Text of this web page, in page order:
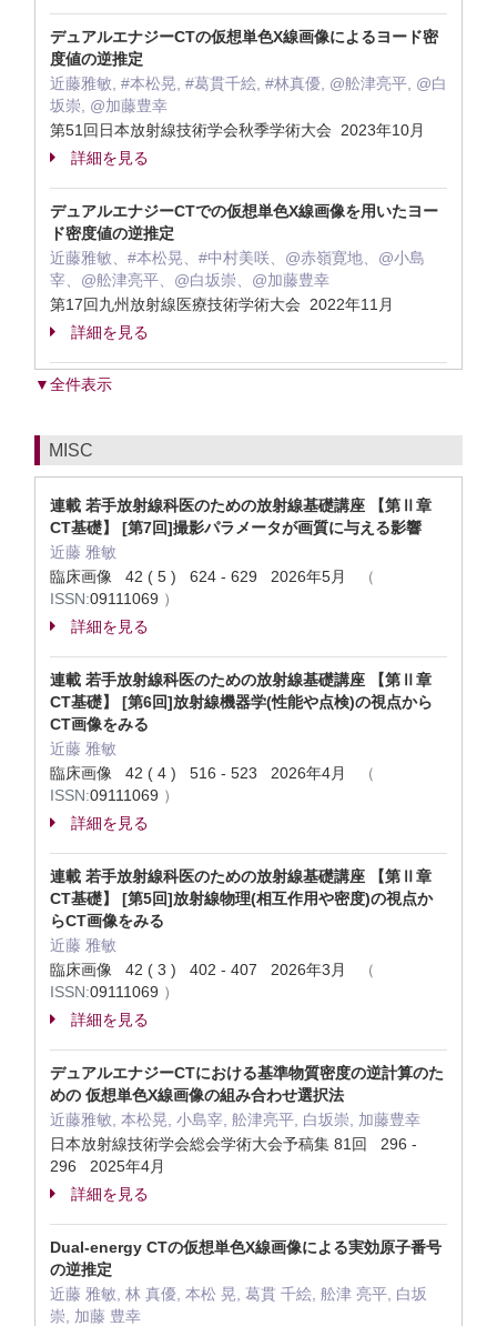
デュアルエナジーCTの仮想単色X線画像によるヨード密
度値の逆推定
近藤雅敏, #本松晃, #葛貫千絵, #林真優, @舩津亮平, @白
坂崇, @加藤豊幸
第51回日本放射線技術学会秋季学術大会 2023年10月
詳細を見る
デュアルエナジーCTでの仮想単色X線画像を用いたヨー
ド密度値の逆推定
近藤雅敏、#本松晃、#中村美咲、@赤嶺寛地、@小島
宰、@舩津亮平、@白坂崇、@加藤豊幸
第17回九州放射線医療技術学術大会 2022年11月
詳細を見る
▼全件表示
MISC
連載 若手放射線科医のための放射線基礎講座 【第Ⅱ章
CT基礎】 [第7回]撮影パラメータが画質に与える影響
近藤 雅敏
臨床画像 42 ( 5 ) 624 - 629 2026年5月
（
ISSN:09111069 ）
詳細を見る
連載 若手放射線科医のための放射線基礎講座 【第Ⅱ章
CT基礎】 [第6回]放射線機器学(性能や点検)の視点から
CT画像をみる
近藤 雅敏
臨床画像 42 ( 4 ) 516 - 523 2026年4月
（
ISSN:09111069 ）
詳細を見る
連載 若手放射線科医のための放射線基礎講座 【第Ⅱ章
CT基礎】 [第5回]放射線物理(相互作用や密度)の視点か
らCT画像をみる
近藤 雅敏
臨床画像 42 ( 3 ) 402 - 407 2026年3月
（
ISSN:09111069 ）
詳細を見る
デュアルエナジーCTにおける基準物質密度の逆計算のた
めの 仮想単色X線画像の組み合わせ選択法
近藤雅敏, 本松晃, 小島宰, 舩津亮平, 白坂崇, 加藤豊幸
日本放射線技術学会総会学術大会予稿集 81回 296 -
296 2025年4月
詳細を見る
Dual-energy CTの仮想単色X線画像による実効原子番号
の逆推定
近藤 雅敏, 林 真優, 本松 晃, 葛貫 千絵, 舩津 亮平, 白坂
崇, 加藤 豊幸